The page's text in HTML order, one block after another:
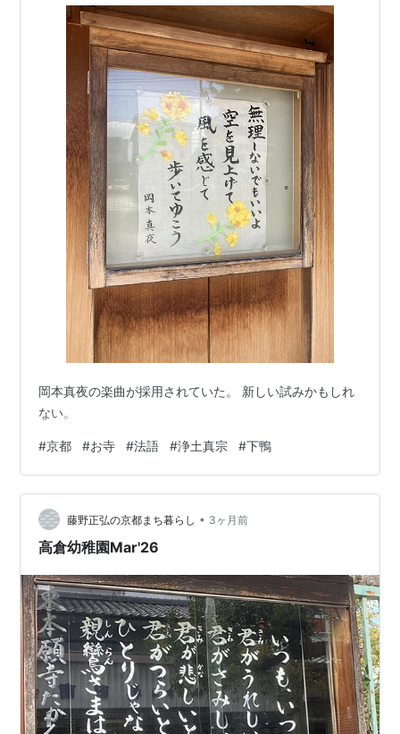
岡本真夜の楽曲が採用されていた。 新しい試みかもしれ
ない。
#京都 #お寺 #法語 #浄土真宗 #下鴨
藤野正弘の京都まち暮らし • 3ヶ月前
高倉幼稚園Mar'26